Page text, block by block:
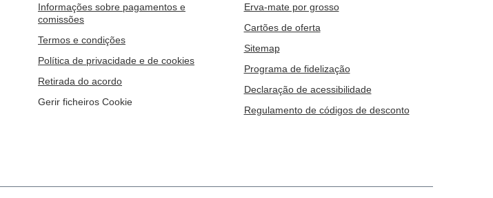
Informações sobre pagamentos e
comissões
Termos e condições
Política de privacidade e de cookies
Retirada do acordo
Gerir ficheiros Cookie
Erva-mate por grosso
Cartões de oferta
Sitemap
Programa de fidelização
Declaração de acessibilidade
Regulamento de códigos de desconto